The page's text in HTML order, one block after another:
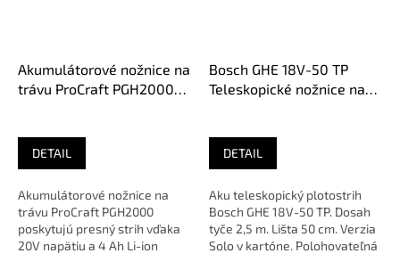
Akumulátorové nožnice na
trávu ProCraft PGH2000
DETAIL
Akumulátorové nožnice na
trávu ProCraft PGH2000
poskytujú presný strih vďaka
20V napätiu a 4 Ah Li-ion
Bosch GHE 18V-50 TP
Teleskopické nožnice na
DETAIL
Aku teleskopický plotostrih
Bosch GHE 18V-50 TP. Dosah
tyče 2,5 m. Lišta 50 cm. Verzia
Solo v kartóne. Polohovateľná